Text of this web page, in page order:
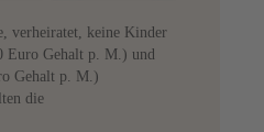
verheiratet, keine Kinder
Euro Gehalt p. M.) und
Gehalt p. M.)
die